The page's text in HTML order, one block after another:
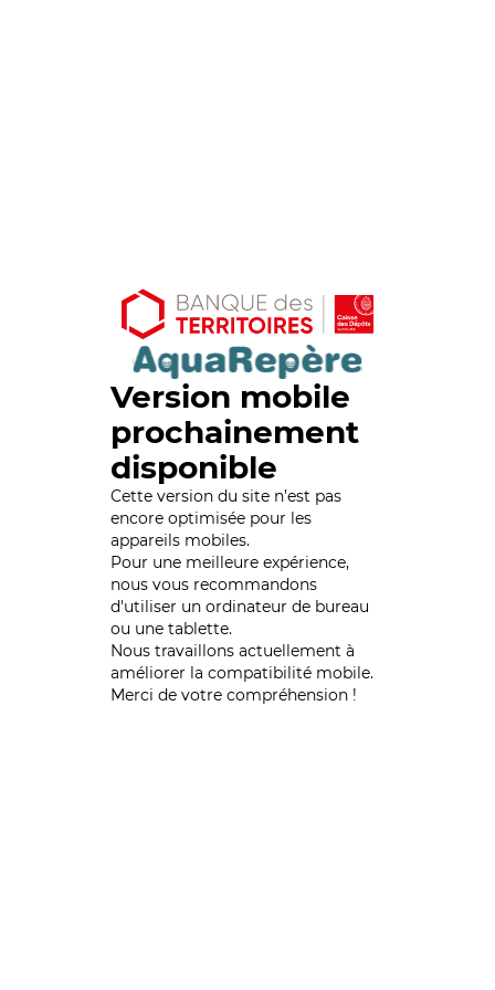
Version mobile
prochainement
disponible
Cette version du site n’est pas
encore optimisée pour les
appareils mobiles.
Pour une meilleure expérience,
nous vous recommandons
d'utiliser un ordinateur de bureau
ou une tablette.
Nous travaillons actuellement à
améliorer la compatibilité mobile.
Merci de votre compréhension !